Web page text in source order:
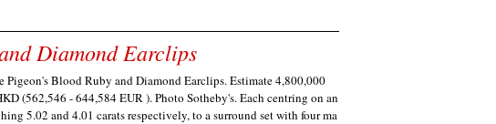
Diamond Earclips
Pigeon's Blood Ruby and Diamond Earclips. Estimate 4,800,000
(562,546 - 644,584 EUR ). Photo Sotheby's. Each centring on an
5.02 and 4.01 carats respectively, to a surround set with four ma